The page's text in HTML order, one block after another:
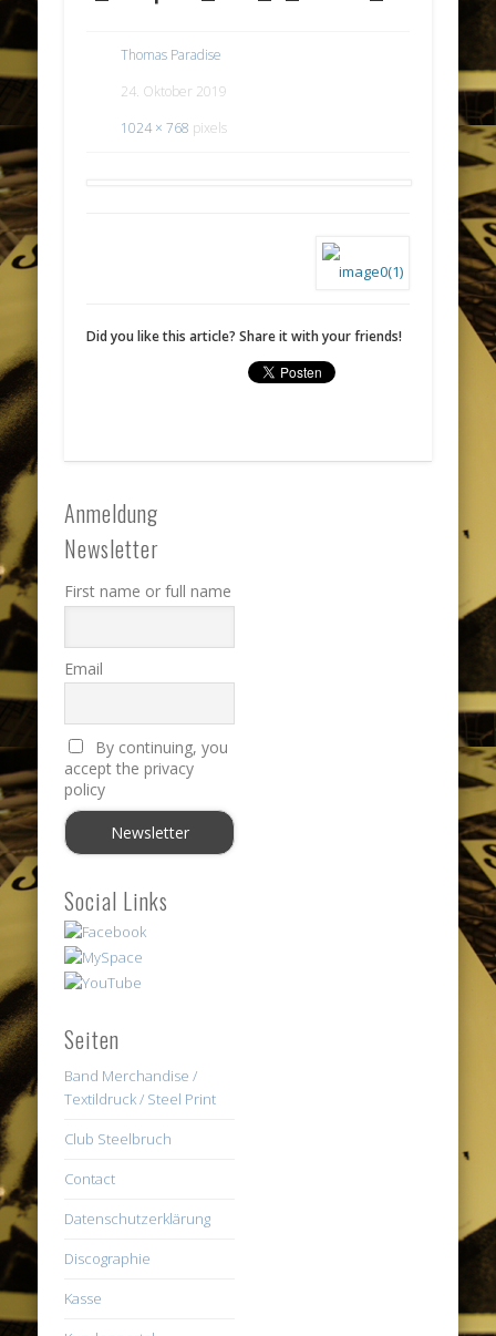
Thomas Paradise
24. Oktober 2019
1024 × 768 pixels
Did you like this article? Share it with your friends!
Anmeldung
Newsletter
First name or full name
Email
By continuing, you
accept the privacy
policy
Social Links
Seiten
Band Merchandise /
Textildruck / Steel Print
Club Steelbruch
Contact
Datenschutzerklärung
Discographie
Kasse